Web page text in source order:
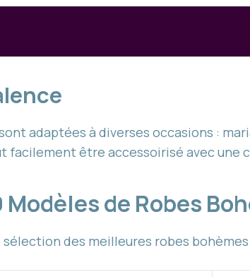
adaptées à diverses occasions :
facilement être accessoirisé avec une
Modèles de Robes
des meilleures robes bohèmes